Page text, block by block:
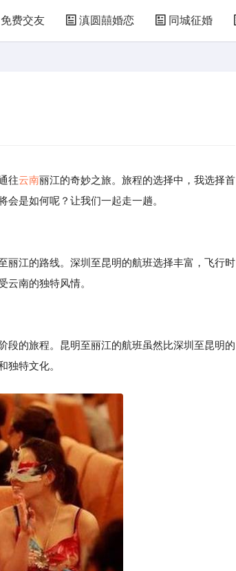
免费交友 滇圆囍婚恋 同城征婚
往云南丽江的奇妙之旅。旅程的选择中，我选择首
会是如何呢？让我们一起走一趟。
丽江的路线。深圳至昆明的航班选择丰富，飞行时
云南的独特风情。
段的旅程。昆明至丽江的航班虽然比深圳至昆明的
独特文化。